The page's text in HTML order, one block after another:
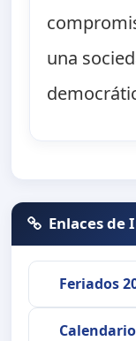
una
Enlaces de
Feriados